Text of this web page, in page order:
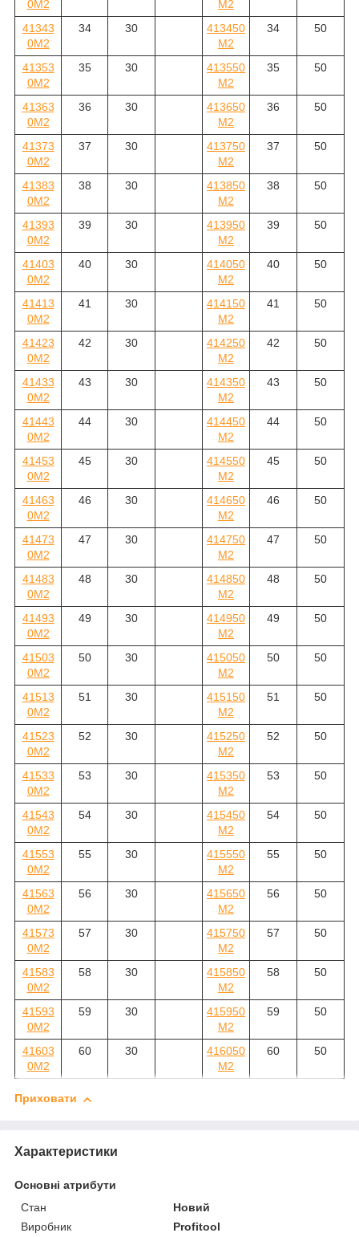
0M2
M2
41343
0M2
34 30
413450
M2
34 50
41353
0M2
35 30
413550
M2
35 50
41363
0M2
36 30
413650
M2
36 50
41373
0M2
37 30
413750
M2
37 50
41383
0M2
38 30
413850
M2
38 50
41393
0M2
39 30
413950
M2
39 50
41403
0M2
40 30
414050
M2
40 50
41413
0M2
41 30
414150
M2
41 50
41423
0M2
42 30
414250
M2
42 50
41433
0M2
43 30
414350
M2
43 50
41443
0M2
44 30
414450
M2
44 50
41453
0M2
45 30
414550
M2
45 50
41463
0M2
46 30
414650
M2
46 50
41473
0M2
47 30
414750
M2
47 50
41483
0M2
48 30
414850
M2
48 50
41493
0M2
49 30
414950
M2
49 50
41503
0M2
50 30
415050
M2
50 50
41513
0M2
51 30
415150
M2
51 50
41523
0M2
52 30
415250
M2
52 50
41533
0M2
53 30
415350
M2
53 50
41543
0M2
54 30
415450
M2
54 50
41553
0M2
55 30
415550
M2
55 50
41563
0M2
56 30
415650
M2
56 50
41573
0M2
57 30
415750
M2
57 50
41583
0M2
58 30
415850
M2
58 50
41593
0M2
59 30
415950
M2
59 50
41603
0M2
60 30
416050
M2
60 50
Приховати
Характеристики
Основні атрибути
Стан
Новий
Виробник
Profitool